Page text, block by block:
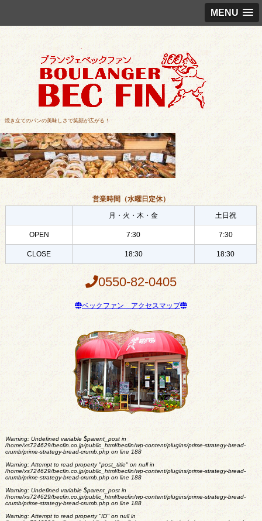
MENU
焼き立てのパンの美味しさで笑顔が広がる！
営業時間（水曜日定休）
月・火・木・金
土日祝
OPEN 7:30 7:30
CLOSE 18:30 18:30
0550-82-0405
ベックファン アクセスマップ
Warning: Undefined variable $parent_post in
/home/xs724629/becfin.co.jp/public_html/becfin/wp-content/plugins/prime-strategy-bread-
crumb/prime-strategy-bread-crumb.phpon line 188
Warning: Attempt to read property "post_title" on null in
/home/xs724629/becfin.co.jp/public_html/becfin/wp-content/plugins/prime-strategy-bread-
crumb/prime-strategy-bread-crumb.phpon line 188
Warning: Undefined variable $parent_post in
/home/xs724629/becfin.co.jp/public_html/becfin/wp-content/plugins/prime-strategy-bread-
crumb/prime-strategy-bread-crumb.phpon line 188
Warning: Attempt to read property "ID" on null in